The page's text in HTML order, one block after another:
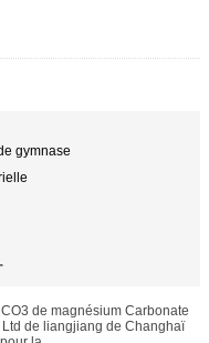
gymnase
de magnésium Carbonate
de liangjiang de Changhaï